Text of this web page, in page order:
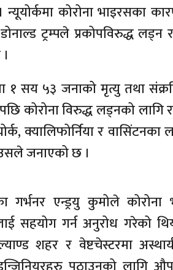
न्यूयोर्कमा कोरोना भाइरसका
डोनाल्ड ट्रम्पले प्रकोपविरुद्ध
१ सय ५३ जनाको मृत्यु तथा
कोरोना विरुद्ध लड्नको लागि
क्यालिफोर्निया र वासिंटनका
जनाएको छ ।
गर्भनर एन्ड्रयु कुमोले
सहयोग गर्न अनुरोध गरेको
शहर र वेष्टचेस्टरमा